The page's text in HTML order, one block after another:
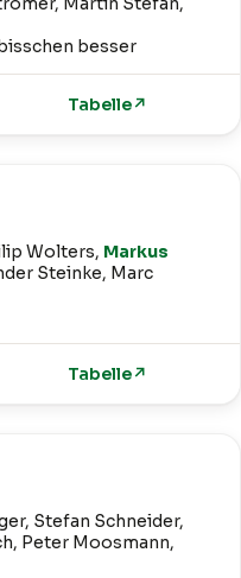
besser
Tabelle↗
Wolters, Markus
Steinke, Marc
Tabelle↗
Stefan Schneider,
Peter Moosmann,